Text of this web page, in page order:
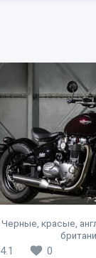
Черные, красые,
4.1 0